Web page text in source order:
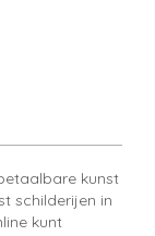
kunst
schilderijen in
kunt